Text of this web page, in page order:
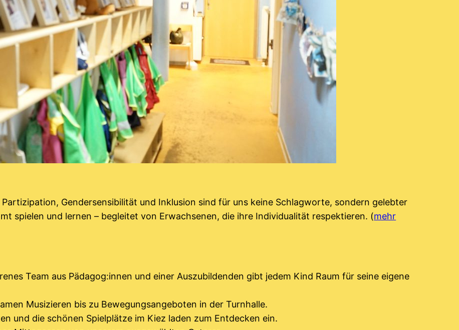
Gendersensibilität und Inklusion sind für uns keine Schlagworte, sondern gelebter
spielen und lernen – begleitet von Erwachsenen, die ihre Individualität respektieren. (mehr
Team aus Pädagog:innen und einer Auszubildenden gibt jedem Kind Raum für seine eigene
Musizieren bis zu Bewegungsangeboten in der Turnhalle.
und die schönen Spielplätze im Kiez laden zum Entdecken ein.